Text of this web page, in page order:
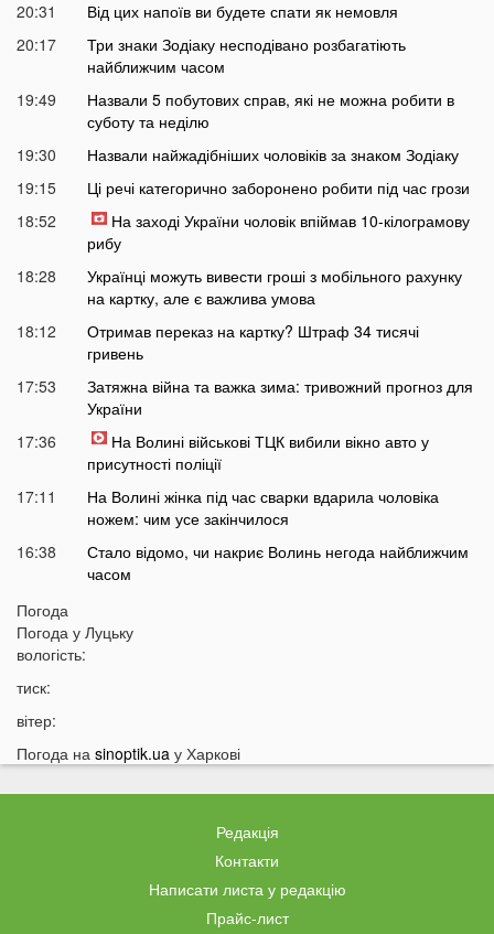
20:31
Від цих напоїв ви будете спати як немовля
20:17
Три знаки Зодіаку несподівано розбагатіють
найближчим часом
19:49
Назвали 5 побутових справ, які не можна робити в
суботу та неділю
19:30
Назвали найжадібніших чоловіків за знаком Зодіаку
19:15
Ці речі категорично заборонено робити під час грози
18:52
На заході України чоловік впіймав 10-кілограмову
рибу
18:28
Українці можуть вивести гроші з мобільного рахунку
на картку, але є важлива умова
18:12
Отримав переказ на картку? Штраф 34 тисячі
гривень
17:53
Затяжна війна та важка зима: тривожний прогноз для
України
17:36
На Волині військові ТЦК вибили вікно авто у
присутності поліції
17:11
На Волині жінка під час сварки вдарила чоловіка
ножем: чим усе закінчилося
16:38
Стало відомо, чи накриє Волинь негода найближчим
часом
16:10
15:51
ПриватБанк списує з карток українців по 200 гривень:
15:26
15:13
Помер чоловік відомої української акторки
У Луцьку жінка організувала бордель в орендованій
Пенсіонери в Україні будуть отримувати по дві пенсії
Які українські області найбільше постраждають від
Погода
Погода у Луцьку
вологість:
тиск:
вітер:
Погода на sinoptik.ua у Харкові
Редакція
Контакти
Написати листа у редакцію
Прайс-лист